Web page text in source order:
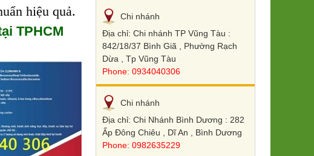
hiệu quả.
TPHCM
Chi nhánh
Địa chỉ: Chi nhánh TP Vũng Tàu :
842/18/37 Bình Giã , Phường Rạch
Dừa , Tp Vũng Tàu
Phone: 0934040306
Chi nhánh
Địa chỉ: Chi Nhánh Bình Dương : 282
Ấp Đông Chiêu , Dĩ An , Bình Dương
Phone: 0982635229